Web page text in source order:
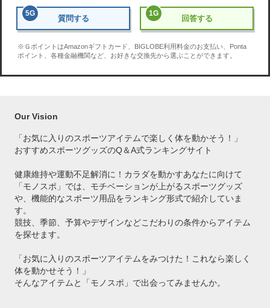
5G
質問する
1G
回答する
※ＧポイントはAmazonギフトカード、BIGLOBE利用料金のお支払い、Ponta
ポイント、各種金融機関など、お好きな交換先から選ぶことができます。
Our Vision
「お気に入りのスポーツアイテムで楽しく体を動かそう！」
おすすめスポーツグッズのQ＆A式ランキングサイト
健康維持や運動不足解消に！カラダを動かすあなたに向けて
「モノスポ」では、モチベーションが上がるスポーツグッズ
や、機能的なスポーツ用品をランキング形式で紹介していま
す。
競技、季節、予算やデザインなどこだわりの条件からアイテム
を探せます。
「お気に入りのスポーツアイテムをみつけた！これなら楽しく
体を動かせそう！」
そんなアイテムと「モノスポ」で出会ってみませんか。